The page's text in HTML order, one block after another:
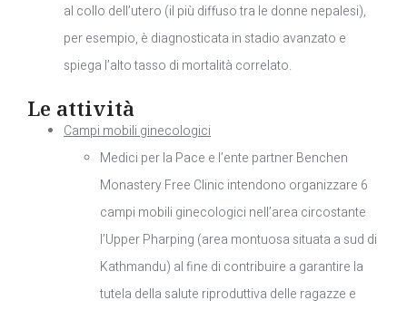
al collo dell’utero (il più diffuso tra le donne nepalesi),
per esempio, è diagnosticata in stadio avanzato e
spiega l’alto tasso di mortalità correlato.
Le attività
Campi mobili ginecologici
Medici per la Pace e l’ente partner Benchen
Monastery Free Clinic intendono organizzare 6
campi mobili ginecologici nell’area circostante
l’Upper Pharping (area montuosa situata a sud di
Kathmandu) al fine di contribuire a garantire la
tutela della salute riproduttiva delle ragazze e